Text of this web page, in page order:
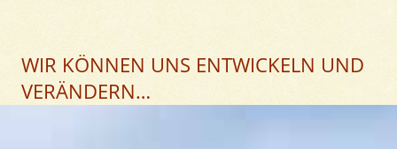
WIR KÖNNEN UNS ENTWICKELN UND
VERÄNDERN…